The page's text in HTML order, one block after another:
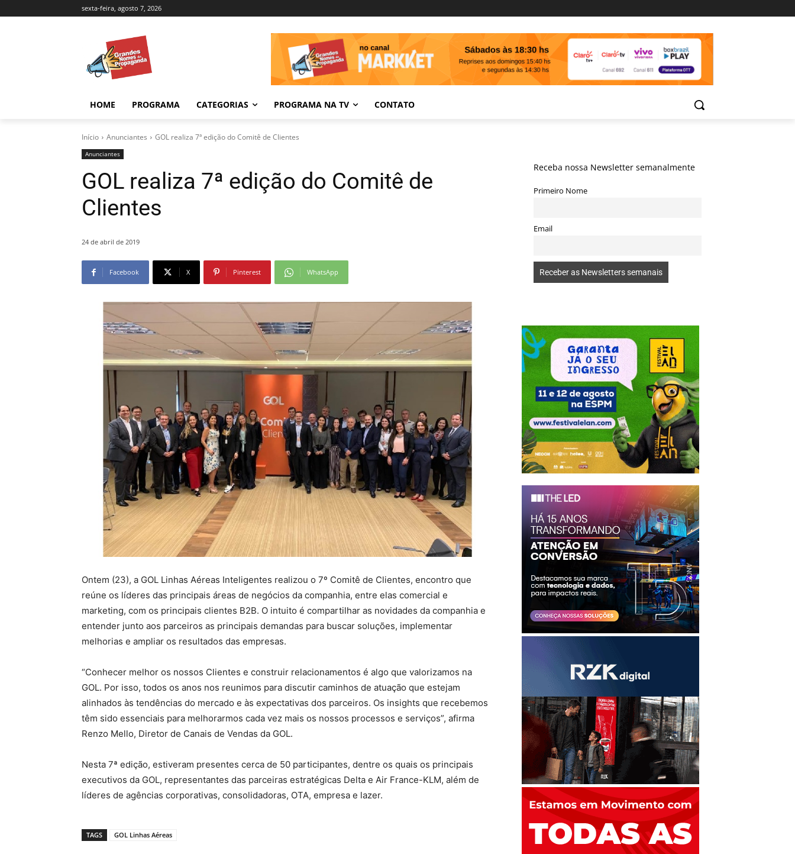
sexta-feira, agosto 7, 2026
HOME PROGRAMA CATEGORIAS PROGRAMA NA TV CONTATO
Início Anunciantes GOL realiza 7ª edição do Comitê de Clientes
Anunciantes
GOL realiza 7ª edição do Comitê de
Clientes
24 de abril de 2019
Facebook X Pinterest WhatsApp
Ontem (23), a GOL Linhas Aéreas Inteligentes realizou o 7º Comitê de Clientes, encontro que
reúne os líderes das principais áreas de negócios da companhia, entre elas comercial e
marketing, com os principais clientes B2B. O intuito é compartilhar as novidades da companhia e
entender junto aos parceiros as principais demandas para buscar soluções, implementar
melhorias e ampliar os resultados das empresas.
“Conhecer melhor os nossos Clientes e construir relacionamentos é algo que valorizamos na
GOL. Por isso, todos os anos nos reunimos para discutir caminhos de atuação que estejam
alinhados às tendências do mercado e às expectativas dos parceiros. Os insights que recebemos
têm sido essenciais para melhorarmos cada vez mais os nossos processos e serviços”, afirma
Renzo Mello, Diretor de Canais de Vendas da GOL.
Nesta 7ª edição, estiveram presentes cerca de 50 participantes, dentre os quais os principais
executivos da GOL, representantes das parceiras estratégicas Delta e Air France-KLM, além de
líderes de agências corporativas, consolidadoras, OTA, empresa e lazer.
TAGS GOL Linhas Aéreas
Receba nossa Newsletter semanalmente
Primeiro Nome
Email